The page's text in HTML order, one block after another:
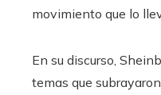
movimiento que lo
En su discurso,
temas que